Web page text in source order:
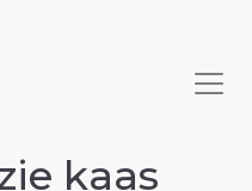
kaas